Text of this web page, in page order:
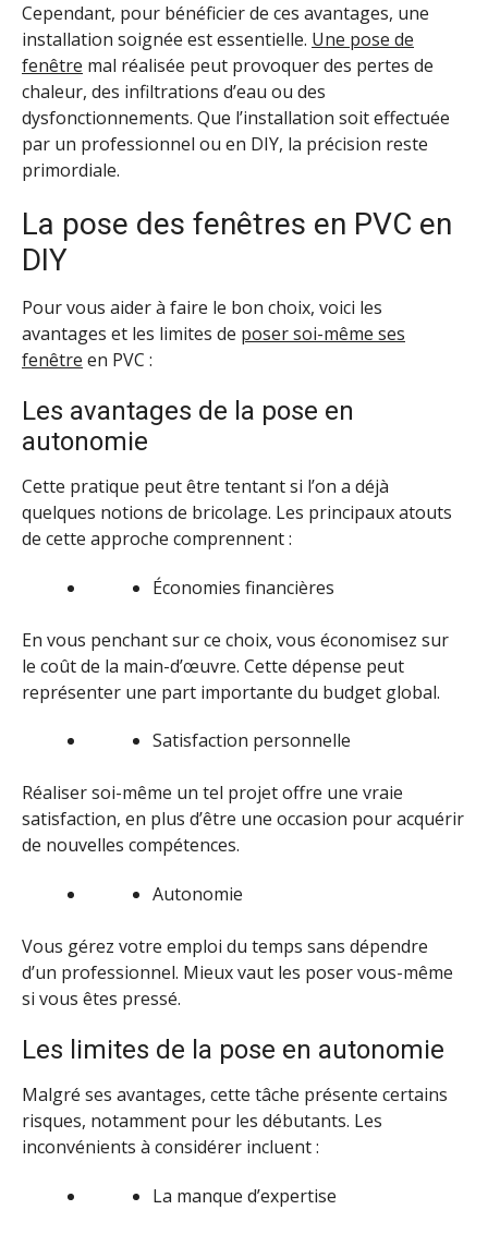
Cependant, pour bénéficier de ces avantages, une
installation soignée est essentielle. Une pose de
fenêtre mal réalisée peut provoquer des pertes de
chaleur, des infiltrations d’eau ou des
dysfonctionnements. Que l’installation soit effectuée
par un professionnel ou en DIY, la précision reste
primordiale.
La pose des fenêtres en PVC en
DIY
Pour vous aider à faire le bon choix, voici les
avantages et les limites de poser soi-même ses
fenêtre en PVC :
Les avantages de la pose en
autonomie
Cette pratique peut être tentant si l’on a déjà
quelques notions de bricolage. Les principaux atouts
de cette approche comprennent :
Économies financières
En vous penchant sur ce choix, vous économisez sur
le coût de la main-d’œuvre. Cette dépense peut
représenter une part importante du budget global.
Satisfaction personnelle
Réaliser soi-même un tel projet offre une vraie
satisfaction, en plus d’être une occasion pour acquérir
de nouvelles compétences.
Autonomie
Vous gérez votre emploi du temps sans dépendre
d’un professionnel. Mieux vaut les poser vous-même
si vous êtes pressé.
Les limites de la pose en autonomie
Malgré ses avantages, cette tâche présente certains
risques, notamment pour les débutants. Les
inconvénients à considérer incluent :
La manque d’expertise